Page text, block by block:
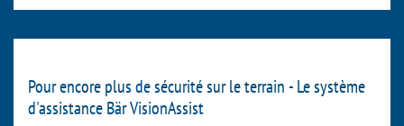
Pour encore plus de sécurité sur le terrain - Le système
d'assistance Bär VisionAssist